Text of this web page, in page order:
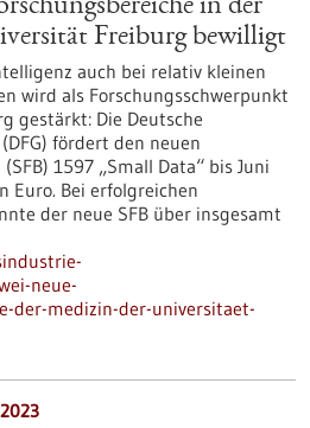
in der
Freiburg bewilligt
auch bei relativ kleinen
wird als Forschungsschwerpunkt
gestärkt: Die Deutsche
fördert den neuen
1597 „Small Data“ bis Juni
Euro. Bei erfolgreichen
der neue SFB über insgesamt
neue-
der-medizin-der-universitaet-